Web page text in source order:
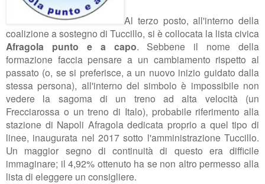
Al terzo posto, all'interno della
coalizione a sostegno di Tuccillo, si è collocata la lista civica
Afragola punto e a capo. Sebbene il nome della
formazione faccia pensare a un cambiamento rispetto al
passato (o, se si preferisce, a un nuovo inizio guidato dalla
stessa persona), all'interno del simbolo è impossibile non
vedere la sagoma di un treno ad alta velocità (un
Frecciarossa o un treno di Italo), probabile riferimento alla
stazione di Napoli Afragola dedicata proprio a quel tipo di
linee, inaugurata nel 2017 sotto l'amministrazione Tuccillo.
Un maggior segno di continuità di questo era difficile
immaginare; il 4,92% ottenuto ha se non altro permesso alla
lista di eleggere un consigliere.